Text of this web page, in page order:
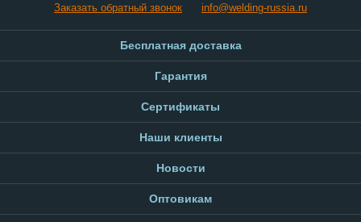
Заказать обратный звонок info@welding-russia.ru
Бесплатная доставка
Гарантия
Сертификаты
Наши клиенты
Новости
Оптовикам